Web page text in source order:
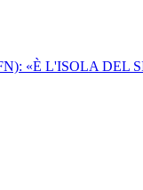
«È L'ISOLA DEL